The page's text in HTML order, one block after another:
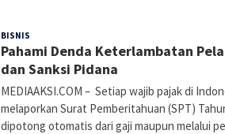
BISNIS
Rahmania
Pahami Denda Keterlambatan
dan Sanksi Pidana
MEDIAAKSI.COM – Setiap wajib pajak di
melaporkan Surat Pemberitahuan (SPT)
dipotong otomatis dari gaji maupun melalui